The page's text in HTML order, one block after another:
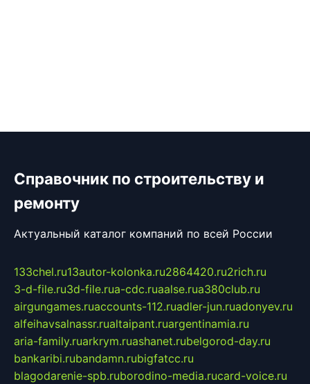
Справочник по строительству и
ремонту
Актуальный каталог компаний по всей России
133chel.ru13autor-kolonka.ru2864420.ru2rich.ru
3-d-file.ru3d-file.rua-cdc.ruaalse.rua380club.ru
airgungames.ruaccounts-112.ruadler-jun.ruadonyev.ru
alfeihavsalnassr.rualtaipant.ruargentinamia.ru
aria-family.ruarkrym.ruashanet.rubelgorod-day.ru
bankaribi.rubandamn.rubigfatcc.ru
blagodarenie-spb.ruborodino-media.rucard-voice.ru